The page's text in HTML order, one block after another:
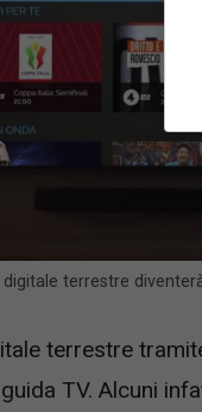
terrestre
terrestre
TV. Alcuni